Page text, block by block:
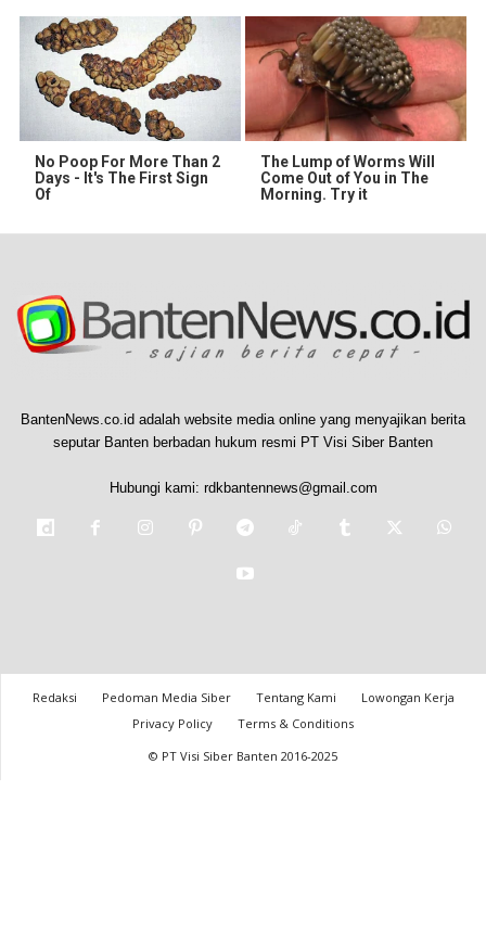
No Poop For More Than 2
Days - It's The First Sign
Of
The Lump of Worms Will
Come Out of You in The
Morning. Try it
BantenNews.co.id adalah website media online yang menyajikan berita
seputar Banten berbadan hukum resmi PT Visi Siber Banten
Hubungi kami: rdkbantennews@gmail.com
Redaksi Pedoman Media Siber Tentang Kami
Lowongan Kerja
Privacy Policy
Terms & Conditions
© PT Visi Siber Banten 2016-2025